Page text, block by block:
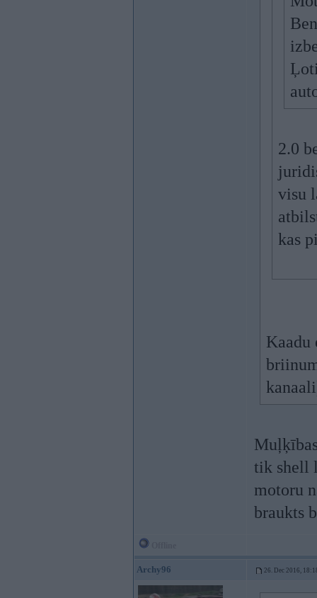
2.0
visu
kas
tik shell
motoru
braukts
Archy96 26. Dec 2016,